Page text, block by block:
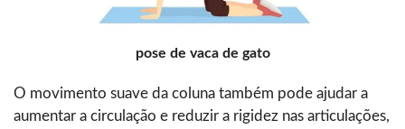
pose de vaca de gato
O movimento suave da coluna também pode ajudar a
aumentar a circulação e reduzir a rigidez nas articulações,